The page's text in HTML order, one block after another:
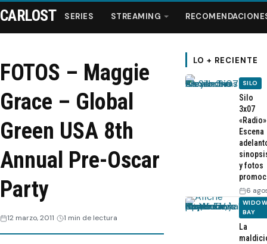
Streaming
Recomendaciones
Videos
Webisodios
CARLOST SERIES STREAMING
FOTOS – Maggie
Grace – Global
Green USA 8th
Annual Pre-Oscar
Party
12 marzo, 2011 1 min de lectura
LO + RECIENTE
SILO
Silo
3x07
Escena
y fotos
6
BAY
La